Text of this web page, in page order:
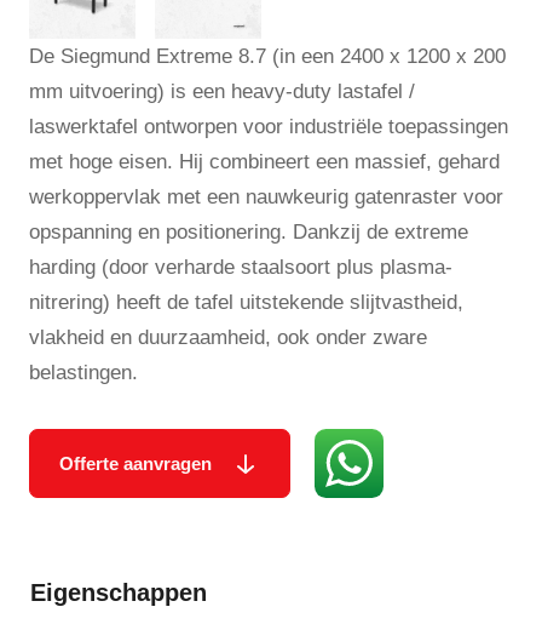
De Siegmund Extreme 8.7 (in een 2400 x 1200 x 200
mm uitvoering) is een heavy-duty lastafel /
laswerktafel ontworpen voor industriële toepassingen
met hoge eisen. Hij combineert een massief, gehard
werkoppervlak met een nauwkeurig gatenraster voor
opspanning en positionering. Dankzij de extreme
harding (door verharde staalsoort plus plasma-
nitrering) heeft de tafel uitstekende slijtvastheid,
vlakheid en duurzaamheid, ook onder zware
belastingen.
Offerte aanvragen
Eigenschappen